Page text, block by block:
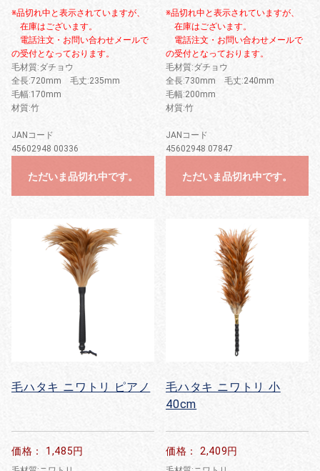
※品切れ中と表示されていますが、
在庫はございます。
電話注文・お問い合わせメールで
の受付となっております。
毛材質:ダチョウ
全長:720mm 毛丈:235mm
毛幅:170mm
材質:竹
JANコード
45602948 00336
ただいま品切れ中です。
※品切れ中と表示されていますが、
在庫はございます。
電話注文・お問い合わせメールで
の受付となっております。
毛材質:ダチョウ
全長:730mm 毛丈:240mm
毛幅:200mm
材質:竹
JANコード
45602948 07847
ただいま品切れ中です。
毛ハタキ ニワトリ ピアノ
価格： 1,485円
毛ハタキ ニワトリ 小
40cm
価格： 2,409円